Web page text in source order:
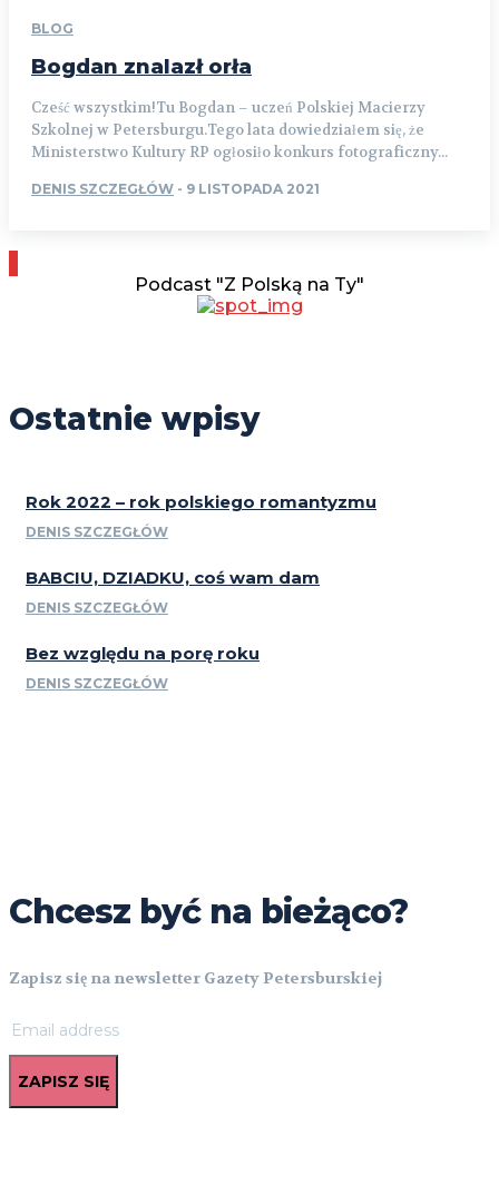
BLOG
Bogdan znalazł orła
Cześć wszystkim!Tu Bogdan – uczeń Polskiej Macierzy
Szkolnej w Petersburgu.Tego lata dowiedziałem się, że
Ministerstwo Kultury RP ogłosiło konkurs fotograficzny...
DENIS SZCZEGŁÓW - 9 LISTOPADA 2021
Podcast "Z Polską na Ty"
Ostatnie wpisy
Rok 2022 – rok polskiego romantyzmu
DENIS SZCZEGŁÓW
BABCIU, DZIADKU, coś wam dam
DENIS SZCZEGŁÓW
Bez względu na porę roku
DENIS SZCZEGŁÓW
Chcesz być na bieżąco?
Zapisz się na newsletter Gazety Petersburskiej
ZAPISZ SIĘ